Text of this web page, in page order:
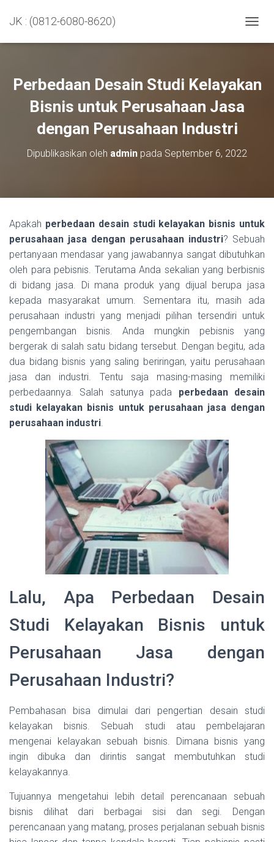
JK : (0812-6080-8620)
Perbedaan Desain Studi Kelayakan
Bisnis untuk Perusahaan Jasa
dengan Perusahaan Industri
Dipublikasikan oleh admin pada September 6, 2022
Apakah perbedaan desain studi kelayakan bisnis untuk
perusahaan jasa dengan perusahaan industri? Sebuah
pertanyaan mendasar yang jawabannya sangat dibutuhkan
oleh para pebisnis. Terutama Anda sekalian yang berbisnis
di bidang jasa. Di mana produk yang dijual berupa jasa
kepada masyarakat umum. Sementara itu, masih ada
perusahaan industri yang menjadi pilihan tersendiri untuk
pengembangan bisnis. Anda mungkin pebisnis yang
bergerak di salah satu bidang tersebut. Dengan begitu, ada
dua bidang bisnis yang saling beriringan, yaitu perusahaan
jasa dan industri. Tentu saja masing-masing memiliki
perbedaannya. Salah satunya pada perbedaan desain
studi kelayakan bisnis untuk perusahaan jasa dengan
perusahaan industri.
Lalu, Apa Perbedaan Desain
Studi Kelayakan Bisnis untuk
Perusahaan Jasa dengan
Perusahaan Industri?
Pembahasan bisa dimulai dari pengertian desain studi
kelayakan bisnis. Sebuah studi atau pembelajaran
mengenai kelayakan sebuah bisnis. Dimana bisnis yang
ingin dibuka dan dirintis sangat membutuhkan studi
kelayakannya.
Tujuannya mengetahui lebih detail perencanaan sebuah
bisnis dilihat dari berbagai sisi dan segi. Dengan
perencanaan yang matang, proses perjalanan sebuah bisnis